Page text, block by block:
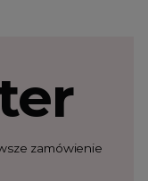
zamówienie